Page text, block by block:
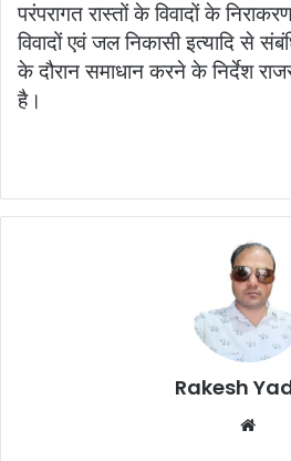
परंपरागत रास्तों के विवादों के
विवादों एवं जल निकासी इत्यादि से
के दौरान समाधान करने के निर्देश
है।
Rakesh